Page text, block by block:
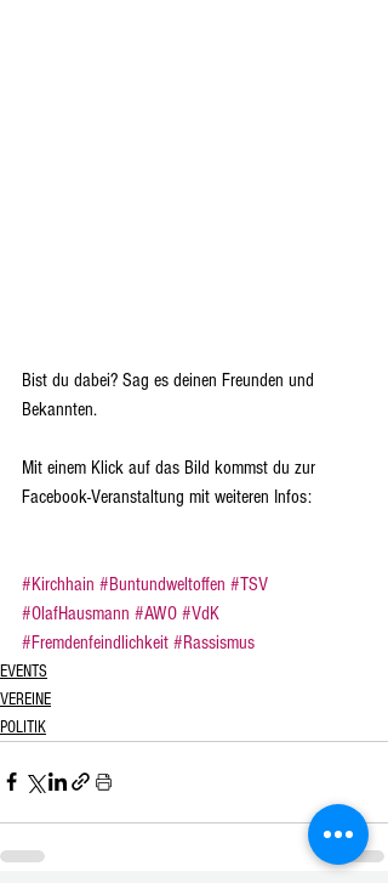
Bist du dabei? Sag es deinen Freunden und
Bekannten.
Mit einem Klick auf das Bild kommst du zur
Facebook-Veranstaltung mit weiteren Infos:
#Kirchhain #Buntundweltoffen #TSV
#OlafHausmann #AWO #VdK
#Fremdenfeindlichkeit #Rassismus
EVENTS
VEREINE
POLITIK